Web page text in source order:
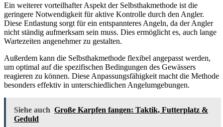
Ein weiterer vorteilhafter Aspekt der Selbsthakmethode ist die
geringere Notwendigkeit für aktive Kontrolle durch den Angler.
Diese Entlastung sorgt für ein entspannteres Angeln, da der Angler
nicht ständig aufmerksam sein muss. Dies ermöglicht es, auch lange
Wartezeiten angenehmer zu gestalten.
Außerdem kann die Selbsthakmethode flexibel angepasst werden,
um optimal auf die spezifischen Bedingungen des Gewässers
reagieren zu können. Diese Anpassungsfähigkeit macht die Methode
besonders effektiv in unterschiedlichen Angelumgebungen.
Siehe auch Große Karpfen fangen: Taktik, Futterplatz &
Geduld